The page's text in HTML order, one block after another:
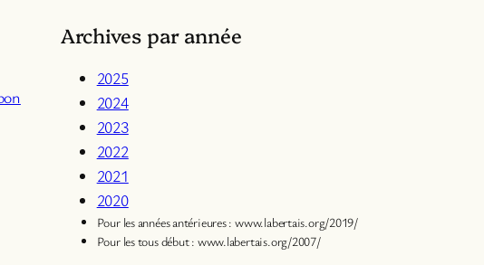
Archives par année
2025
2024
2023
2022
2021
2020
Pour les années antérieures : www.labertais.org/2019/
Pour les tous début : www.labertais.org/2007/